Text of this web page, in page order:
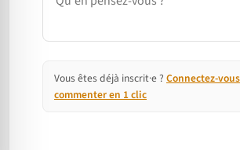
Vous êtes déjà inscrit·e ? Connectez-
commenter en 1 clic